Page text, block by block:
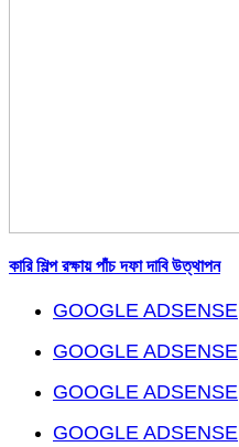
কারি শিল্প রক্ষায় পাঁচ দফা দাবি উত্থাপন
GOOGLE ADSENSE
GOOGLE ADSENSE
GOOGLE ADSENSE
GOOGLE ADSENSE